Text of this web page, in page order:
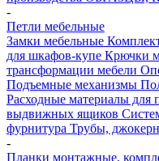
-
Петли мебельные
Замки мебельные
для шкафов-купе Крючки
трансформации мебели
Подъемные механизмы
Расходные материалы для
выдвижных ящиков
фурнитура Трубы,
-
Планки монтажные,